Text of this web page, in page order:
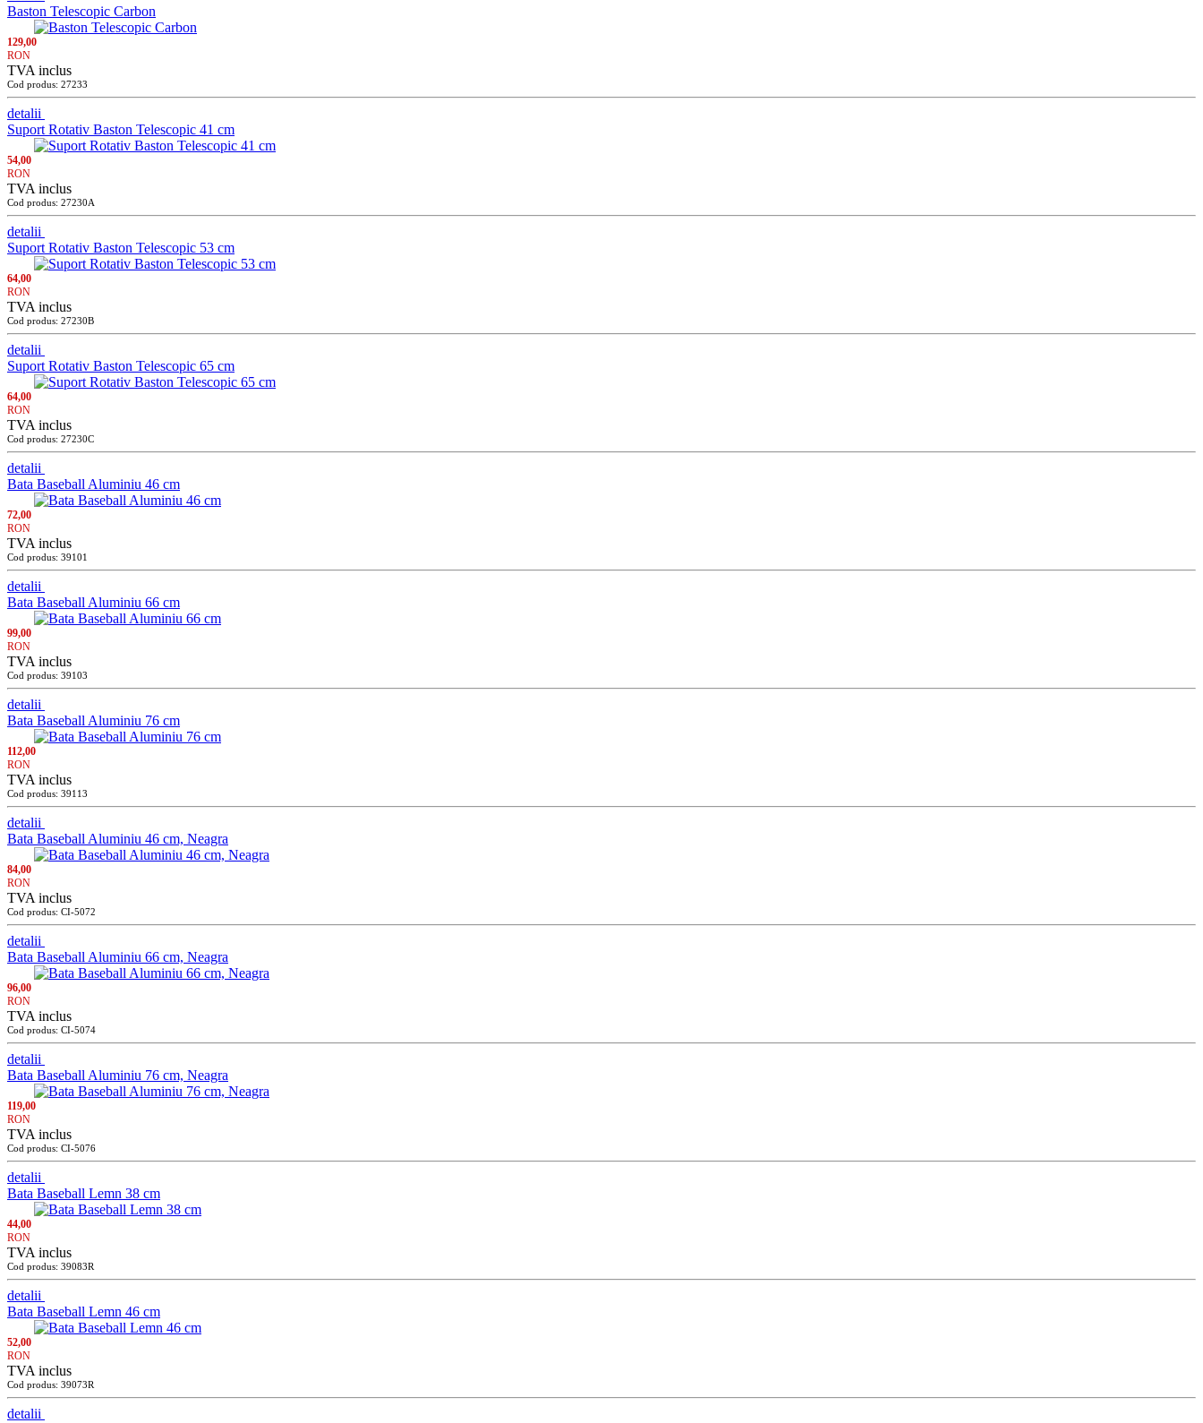
Baston Telescopic Carbon
129,00
RON
TVA inclus
Cod produs: 27233
detalii
Suport Rotativ Baston Telescopic 41 cm
54,00
RON
TVA inclus
Cod produs: 27230A
detalii
Suport Rotativ Baston Telescopic 53 cm
64,00
RON
TVA inclus
Cod produs: 27230B
detalii
Suport Rotativ Baston Telescopic 65 cm
64,00
RON
TVA inclus
Cod produs: 27230C
detalii
Bata Baseball Aluminiu 46 cm
72,00
RON
TVA inclus
Cod produs: 39101
detalii
Bata Baseball Aluminiu 66 cm
99,00
RON
TVA inclus
Cod produs: 39103
detalii
Bata Baseball Aluminiu 76 cm
112,00
RON
TVA inclus
Cod produs: 39113
detalii
Bata Baseball Aluminiu 46 cm, Neagra
84,00
RON
TVA inclus
Cod produs: CI-5072
detalii
Bata Baseball Aluminiu 66 cm, Neagra
96,00
RON
TVA inclus
Cod produs: CI-5074
detalii
Bata Baseball Aluminiu 76 cm, Neagra
119,00
RON
TVA inclus
Cod produs: CI-5076
detalii
Bata Baseball Lemn 38 cm
44,00
RON
TVA inclus
Cod produs: 39083R
detalii
Bata Baseball Lemn 46 cm
52,00
RON
TVA inclus
Cod produs: 39073R
detalii